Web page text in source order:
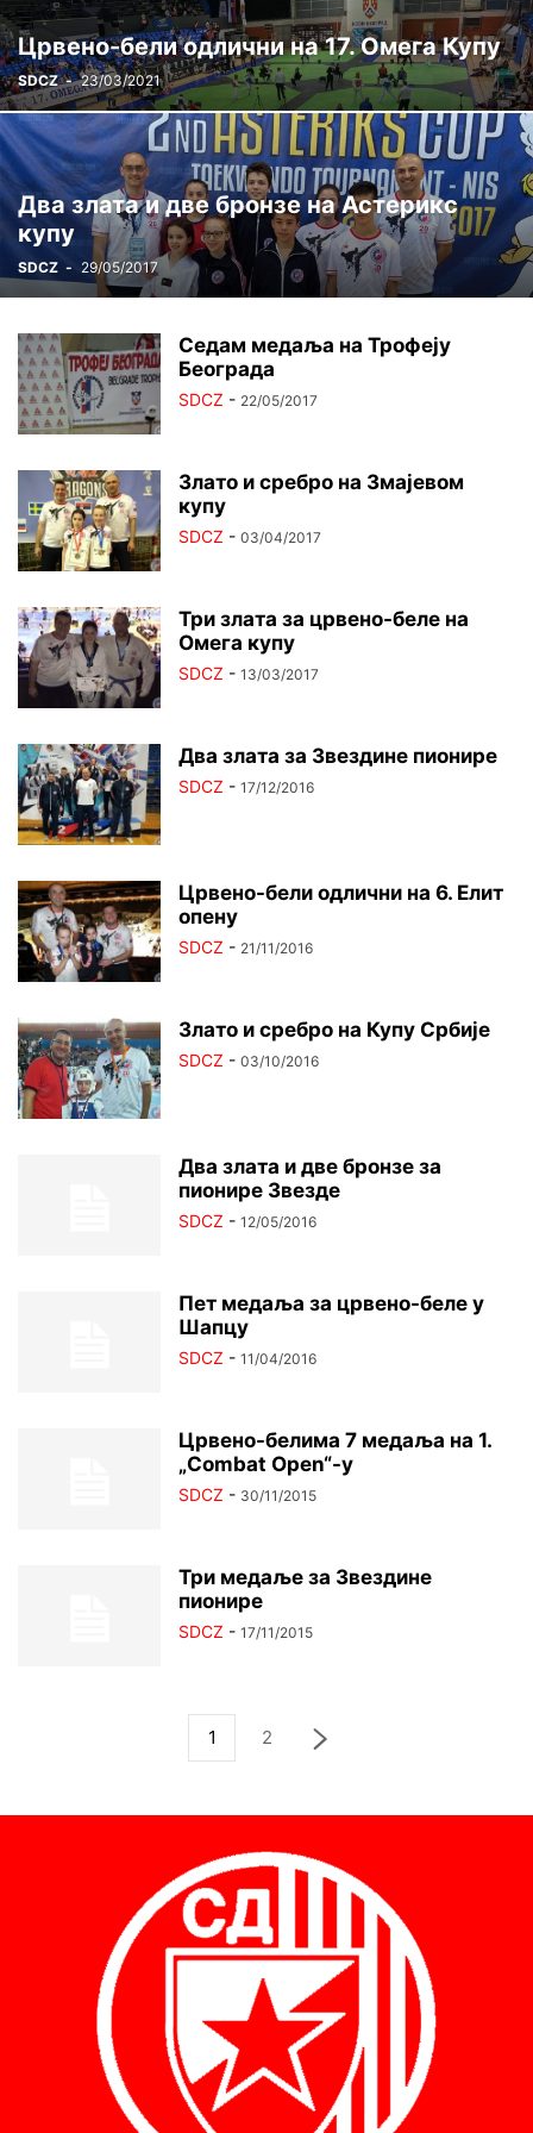
ЦРВЕНА ЗВЕЗДА ГИНИС ЏУДО ШАХ
Црвено-бели одлични на 17. Омега Купу
SDCZ - 23/03/2021
Два злата и две бронзе на Астерикс
купу
SDCZ - 29/05/2017
Седам медаља на Трофеју
Београда
SDCZ - 22/05/2017
Злато и сребро на Змајевом
купу
SDCZ - 03/04/2017
Три злата за црвено-беле на
Омега купу
SDCZ - 13/03/2017
Два злата за Звездине пионире
SDCZ - 17/12/2016
Црвено-бели одлични на 6. Елит
опену
SDCZ - 21/11/2016
Злато и сребро на Купу Србије
SDCZ - 03/10/2016
Два злата и две бронзе за
пионире Звезде
SDCZ - 12/05/2016
Пет медаља за црвено-беле у
Шапцу
SDCZ - 11/04/2016
Црвено-белима 7 медаља на 1.
„Combat Open“-у
SDCZ - 30/11/2015
Три медаље за Звездине
пионире
SDCZ - 17/11/2015
1 2